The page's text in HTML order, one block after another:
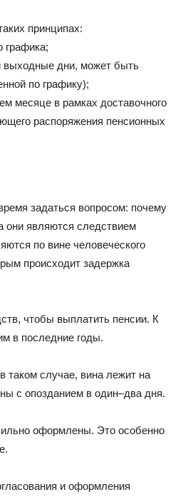
принципах:
графика;
выходные дни, может быть
по графику);
месяце в рамках доставочного
распоряжения пенсионных
задаться вопросом: почему
они являются следствием
по вине человеческого
происходит задержка
чтобы выплатить пенсии. К
в последние годы.
таком случае, вина лежит на
с опозданием в один–два дня.
оформлены. Это особенно
и оформления